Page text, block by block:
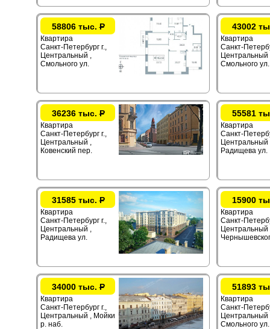
58806 тыс.Р
Квартира
Санкт-Петербург г.,
Центральный ,
Смольного ул.
43002
Квартира
Санкт-
Центральный
Смольного ул.
36236 тыс.Р
Квартира
Санкт-Петербург г.,
Центральный ,
Ковенский пер.
55581
Квартира
Санкт-
Центральный
Радищева ул.
31585 тыс.Р
Квартира
Санкт-Петербург г.,
Центральный ,
Радищева ул.
15900
Квартира
Санкт-
Центральный
34000 тыс.Р
Квартира
Санкт-Петербург г.,
Центральный , Мойки
р. наб.
51893
Квартира
Санкт-
Центральный
Смольного ул.